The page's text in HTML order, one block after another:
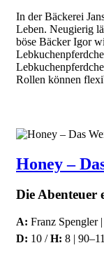
In der Bäckerei
Leben. Neugierig
böse Bäcker Igor
Rollen können
Honey –
Die Abenteuer
A: Franz Spengler |
D: 10 /H: 8 |